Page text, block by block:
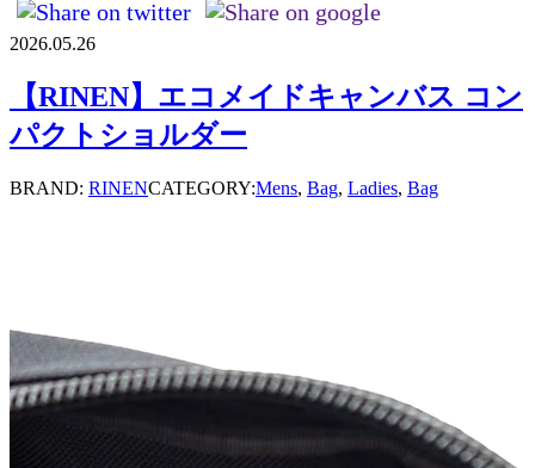
2026.05.26
【RINEN】エコメイドキャンバス コン
パクトショルダー
BRAND: RINENCATEGORY:Mens, Bag, Ladies, Bag